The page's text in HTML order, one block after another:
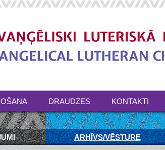
DRAUDZES KONTAKTI
ARHĪVS/VĒSTURE